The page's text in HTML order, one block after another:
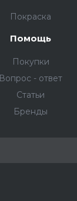
Покраска
Помощь
Покупки
Вопрос - ответ
Статьи
Бренды